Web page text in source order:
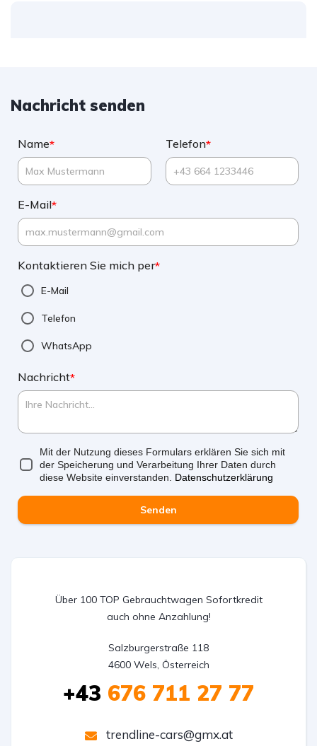
Nachricht senden
Name* Telefon*
E-Mail*
Kontaktieren Sie mich per*
E-Mail
Telefon
WhatsApp
Nachricht*
Mit der Nutzung dieses Formulars erklären Sie sich mit
der Speicherung und Verarbeitung Ihrer Daten durch
diese Website einverstanden. Datenschutzerklärung
Senden
Über 100 TOP Gebrauchtwagen Sofortkredit
auch ohne Anzahlung!
Salzburgerstraße 118
4600 Wels, Österreich
+43 676 711 27 77
trendline-cars@gmx.at